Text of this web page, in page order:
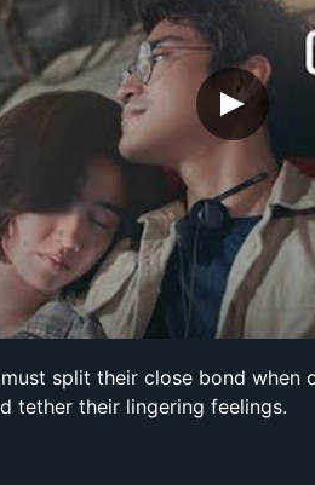
split their close bond when
tether their lingering feelings.